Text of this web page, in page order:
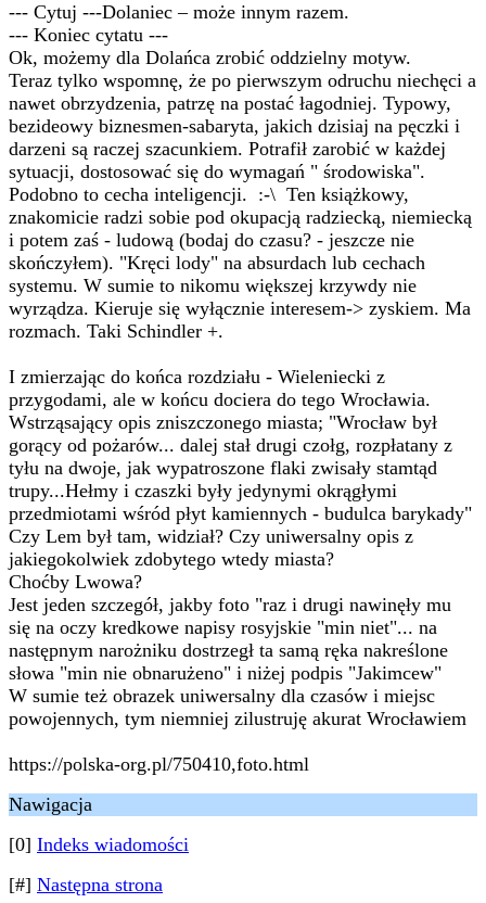
--- Cytuj ---Dolaniec – może innym razem.
--- Koniec cytatu ---
Ok, możemy dla Dolańca zrobić oddzielny motyw.
Teraz tylko wspomnę, że po pierwszym odruchu niechęci a
nawet obrzydzenia, patrzę na postać łagodniej. Typowy,
bezideowy biznesmen-sabaryta, jakich dzisiaj na pęczki i
darzeni są raczej szacunkiem. Potrafił zarobić w każdej
sytuacji, dostosować się do wymagań " środowiska".
Podobno to cecha inteligencji. :-\ Ten książkowy,
znakomicie radzi sobie pod okupacją radziecką, niemiecką
i potem zaś - ludową (bodaj do czasu? - jeszcze nie
skończyłem). "Kręci lody" na absurdach lub cechach
systemu. W sumie to nikomu większej krzywdy nie
wyrządza. Kieruje się wyłącznie interesem-> zyskiem. Ma
rozmach. Taki Schindler +.
I zmierzając do końca rozdziału - Wieleniecki z
przygodami, ale w końcu dociera do tego Wrocławia.
Wstrząsający opis zniszczonego miasta; "Wrocław był
gorący od pożarów... dalej stał drugi czołg, rozpłatany z
tyłu na dwoje, jak wypatroszone flaki zwisały stamtąd
trupy...Hełmy i czaszki były jedynymi okrągłymi
przedmiotami wśród płyt kamiennych - budulca barykady"
Czy Lem był tam, widział? Czy uniwersalny opis z
jakiegokolwiek zdobytego wtedy miasta?
Choćby Lwowa?
Jest jeden szczegół, jakby foto "raz i drugi nawinęły mu
się na oczy kredkowe napisy rosyjskie "min niet"... na
następnym narożniku dostrzegł ta samą ręka nakreślone
słowa "min nie obnarużeno" i niżej podpis "Jakimcew"
W sumie też obrazek uniwersalny dla czasów i miejsc
powojennych, tym niemniej zilustruję akurat Wrocławiem
https://polska-org.pl/750410,foto.html
Nawigacja
[0] Indeks wiadomości
[#] Następna strona